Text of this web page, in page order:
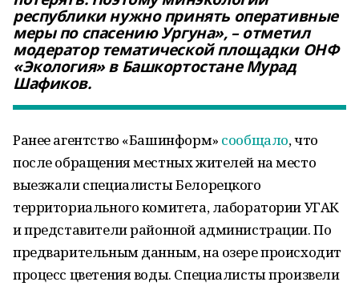
республики нужно принять оперативные
меры по спасению Ургуна», – отметил
модератор тематической площадки ОНФ
«Экология» в Башкортостане Мурад
Шафиков.
Ранее агентство «Башинформ» сообщало, что
после обращения местных жителей на место
выезжали специалисты Белорецкого
территориального комитета, лаборатории УГАК
и представители районной администрации. По
предварительным данным, на озере происходит
процесс цветения воды. Специалисты произвели